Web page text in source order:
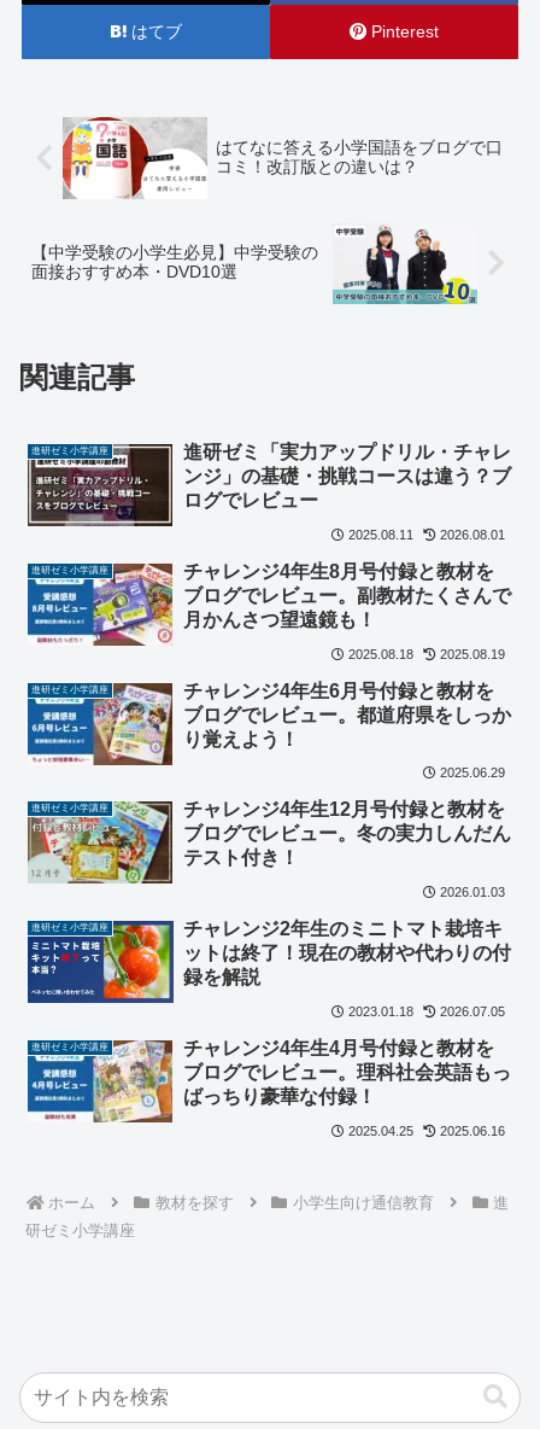
はてブ Pinterest
はてなに答える小学国語をブログで口
コミ！改訂版との違いは？
【中学受験の小学生必見】中学受験の
面接おすすめ本・DVD10選
関連記事
進研ゼミ小学講座
進研ゼミ「実力アップドリル・チャレ
ンジ」の基礎・挑戦コースは違う？ブ
ログでレビュー
2025.08.11 2026.08.01
進研ゼミ小学講座
チャレンジ4年生8月号付録と教材を
ブログでレビュー。副教材たくさんで
月かんさつ望遠鏡も！
2025.08.18 2025.08.19
進研ゼミ小学講座
チャレンジ4年生6月号付録と教材を
ブログでレビュー。都道府県をしっか
り覚えよう！
2025.06.29
進研ゼミ小学講座
チャレンジ4年生12月号付録と教材を
ブログでレビュー。冬の実力しんだん
テスト付き！
2026.01.03
進研ゼミ小学講座
チャレンジ2年生のミニトマト栽培キ
ットは終了！現在の教材や代わりの付
録を解説
2023.01.18 2026.07.05
進研ゼミ小学講座
チャレンジ4年生4月号付録と教材を
ブログでレビュー。理科社会英語もっ
ばっちり豪華な付録！
2025.04.25 2025.06.16
ホーム 教材を探す 小学生向け通信教育
進
研ゼミ小学講座